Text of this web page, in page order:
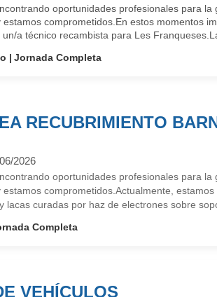
oportunidades profesionales para
comprometidos.En estos momentos
a técnico recambista para Les Franqueses.La
Jornada Completa
RECUBRIMIENTO
2026
oportunidades profesionales para
comprometidos.Actualmente,
lacas curadas por haz de electrones sobre
Completa
VEHÍCULOS